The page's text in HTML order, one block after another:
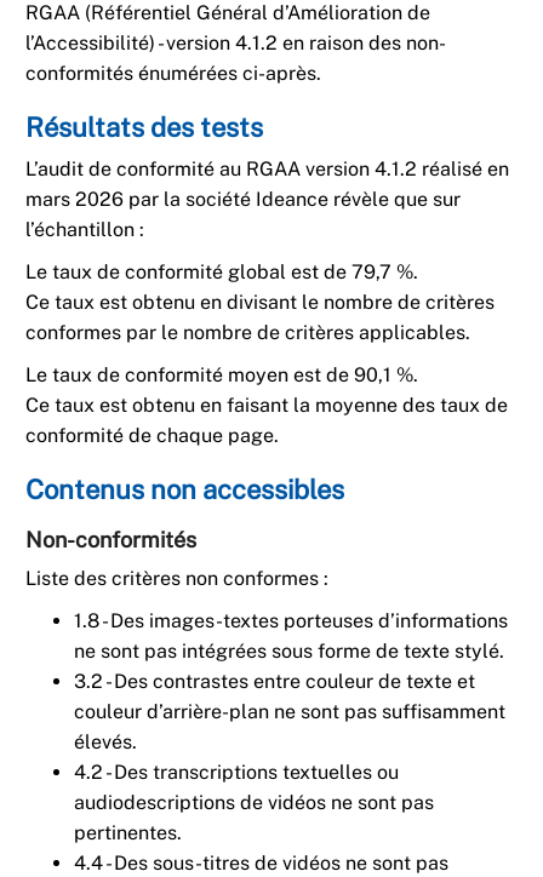
RGAA (Référentiel Général d’Amélioration de
l’Accessibilité) - version 4.1.2 en raison des non-
conformités énumérées ci-après.
Résultats des tests
L’audit de conformité au RGAA version 4.1.2 réalisé en
mars 2026 par la société Ideance révèle que sur
l’échantillon :
Le taux de conformité global est de 79,7 %.
Ce taux est obtenu en divisant le nombre de critères
conformes par le nombre de critères applicables.
Le taux de conformité moyen est de 90,1 %.
Ce taux est obtenu en faisant la moyenne des taux de
conformité de chaque page.
Contenus non accessibles
Non-conformités
Liste des critères non conformes :
1.8 - Des images-textes porteuses d’informations
ne sont pas intégrées sous forme de texte stylé.
3.2 - Des contrastes entre couleur de texte et
couleur d’arrière-plan ne sont pas suffisamment
élevés.
4.2 - Des transcriptions textuelles ou
audiodescriptions de vidéos ne sont pas
pertinentes.
4.4 - Des sous-titres de vidéos ne sont pas